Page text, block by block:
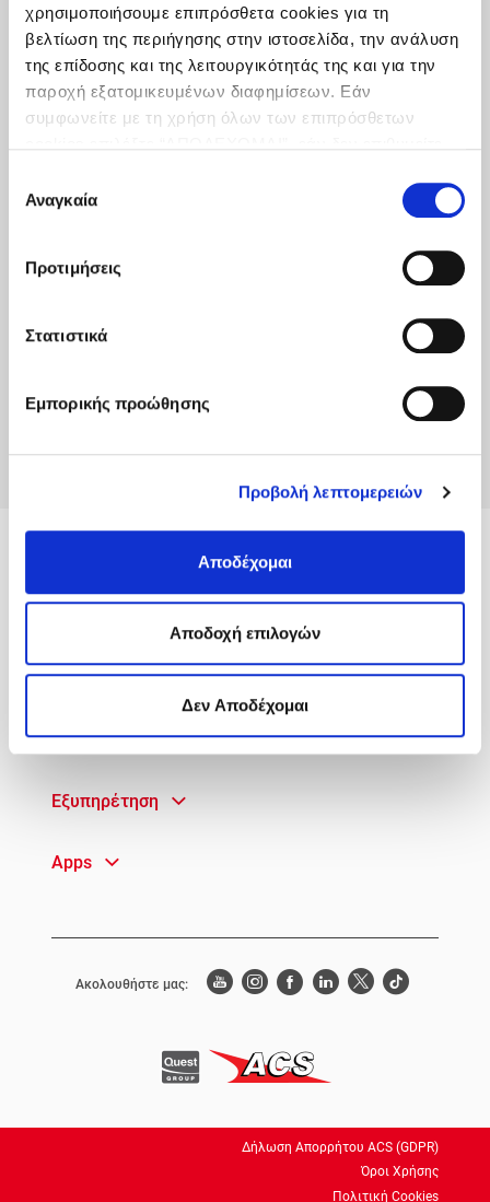
χρησιμοποιήσουμε επιπρόσθετα cookies για τη
βελτίωση της περιήγησης στην ιστοσελίδα, την ανάλυση
της επίδοσης και της λειτουργικότητάς της και για την
παροχή εξατομικευμένων διαφημίσεων. Εάν
συμφωνείτε με τη χρήση όλων των επιπρόσθετων
«ΔΕΝ ΑΠΟΔΕΧΟΜΑΙ». Eνημερωθείτε για την
Πολιτική
και τους διαφορετικούς τύπους cookies, καθώς
και τροποποιήστε τις προτιμήσεις σας (εκτός από τα
τεχνικώς απαραίτητα) επιλέγοντας τις επιθυμητές
συγκατάθεσης
Αναγκαία
Προτιμήσεις
Στατιστικά
Εμπορικής προώθησης
Προβολή λεπτομερειών
Αποδέχομαι
Aποδοχή επιλογών
Δεν Αποδέχομαι
Πληροφορίες
Γρήγορη Πρόσβαση
Εξυπηρέτηση
Apps
Ακολουθήστε μας:
Δήλωση Απορρήτου ACS (GDPR)
Όροι Χρήσης
Πολιτική Cookies